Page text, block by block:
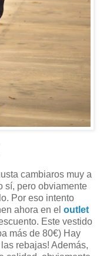
cambiaros muy a
sí, pero obviamente
Por eso intento
ahora en el outlet
Este vestido
más de 80€) Hay
rebajas! Además,